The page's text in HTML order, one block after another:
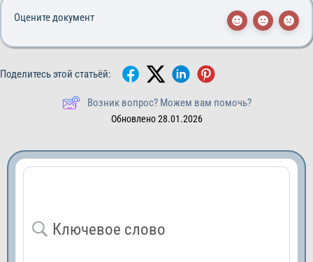
Оцените документ
Поделитесь этой статьёй:
Возник вопрос? Можем вам помочь?
Обновлено 28.01.2026